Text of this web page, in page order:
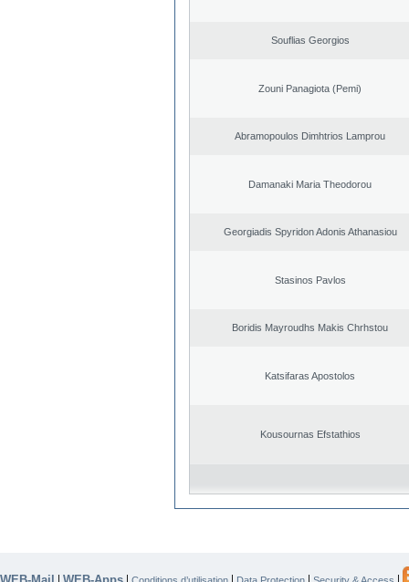
Souflias Georgios
Zouni Panagiota (Pemi)
Abramopoulos Dimhtrios Lamprou
Damanaki Maria Theodorou
Georgiadis Spyridon Adonis Athanasiou
Stasinos Pavlos
Boridis Mayroudhs Makis Chrhstou
Katsifaras Apostolos
Kousournas Efstathios